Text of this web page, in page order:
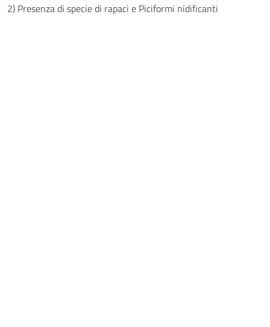
2) Presenza di specie di rapaci e Piciformi nidificanti